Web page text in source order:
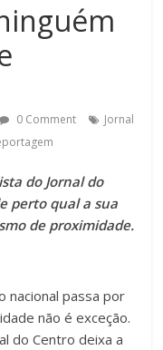
0 Comment
Jornal
do Jornal do
perto qual a sua
de proximidade.
nacional passa por
não é exceção.
do Centro deixa a